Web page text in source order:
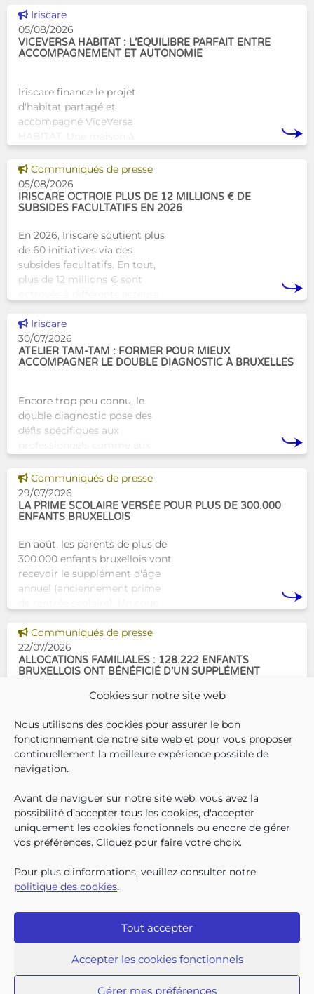
Cookies sur notre site web
Nous utilisons des cookies pour assurer le bon
fonctionnement de notre site web et pour vous proposer
continuellement la meilleure expérience possible de
navigation.
Avant de naviguer sur notre site web, vous avez la
possibilité d’accepter tous les cookies, d'accepter
uniquement les cookies fonctionnels ou encore de gérer
vos préférences. Cliquez pour faire votre choix.
Pour plus d'informations, veuillez consulter notre
politique des cookies.
Tout accepter
Accepter les cookies fonctionnels
Gérer mes préférences
Voir cette news
Iriscare
05/08/2026
VICEVERSA HABITAT : L’ÉQUILIBRE PARFAIT ENTRE
ACCOMPAGNEMENT ET AUTONOMIE
Iriscare finance le projet
d'habitat partagé et
accompagné ViceVersa
HABITAT. Une maison à
alternative innovante et
humaine aux structures
d’hébergement traditionnel
Voir cette news
Communiqués de presse
05/08/2026
IRISCARE OCTROIE PLUS DE 12 MILLIONS € DE
SUBSIDES FACULTATIFS EN 2026
En 2026, Iriscare soutient plus
de 60 initiatives via des
subsides facultatifs. En tout,
plus de 12 millions € sont
travail au serv
Voir cette news
Iriscare
30/07/2026
ATELIER TAM-TAM : FORMER POUR MIEUX
ACCOMPAGNER LE DOUBLE DIAGNOSTIC À BRUXELLES
Encore trop peu connu, le
double diagnostic pose des
défis spécifiques aux
professionnels comme aux
Tam-Tam apporte une réponse
concrète avec une formation
dest
Voir cette news
Communiqués de presse
29/07/2026
LA PRIME SCOLAIRE VERSÉE POUR PLUS DE 300.000
ENFANTS BRUXELLOIS
En août, les parents de plus de
300.000 enfants bruxellois vont
recevoir le supplément d'âge
annuel (anciennement prime
commencer la
Voir cette news
Communiqués de presse
22/07/2026
ALLOCATIONS FAMILIALES : 128.222 ENFANTS
BRUXELLOIS ONT BÉNÉFICIÉ D’UN SUPPLÉMENT
En décembre 2025, 304.966
enfants bruxellois avaient droit
aux allocations familiales.
Parmi eux, 128.222
supplément social en plus du
montant de base de leurs all
QUI SOMMES-NOUS ?
TRAVAILLER CHEZ NOUS
TOUTES LES NEWS
TRANSPARENCE
CONTACTEZ-NOUS
PRESSE
PLAINTES
Déclaration d’accessibilité
Protection des données à caractère personnel
Clause de non-responsabilité